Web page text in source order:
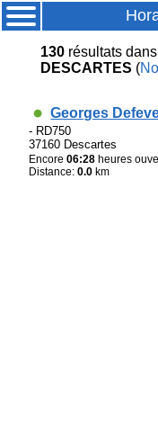
130résultatsdans
DESCARTES (
Georges
- RD750
37160 Descartes
Encore06:28 heures
Distance:0.0 km